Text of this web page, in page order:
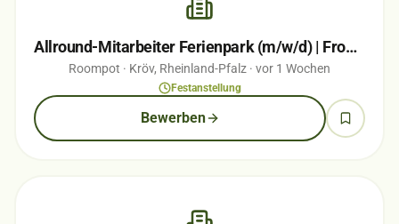
Allround-Mitarbeiter Ferienpark (m/w/d) | Front Office, Gastronomie & Freizeit…
Roompot · Kröv, Rheinland-Pfalz · vor 1 Wochen
Festanstellung
Bewerben